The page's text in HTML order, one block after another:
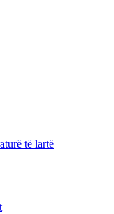
të lartë